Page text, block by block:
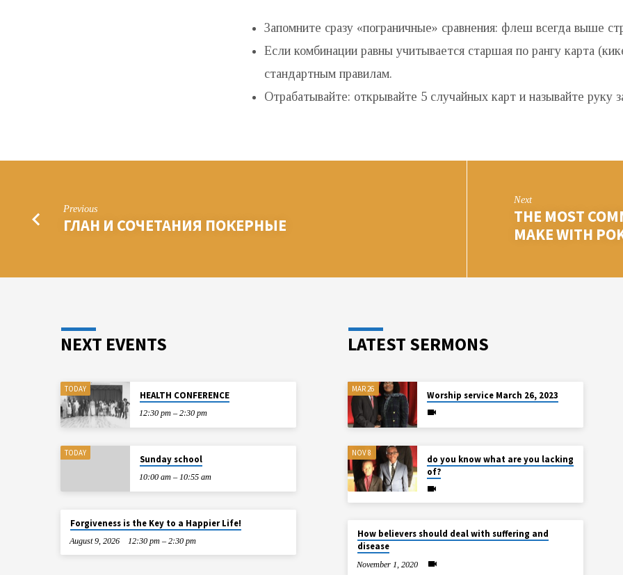
Запомните сразу «пограничные» сравнения: флеш всегда выше
Если комбинации равны учитывается старшая по рангу карта
стандартным правилам.
Отрабатывайте: открывайте 5 случайных карт и называйте руку
Previous
ГЛАН И СОЧЕТАНИЯ ПОКЕРНЫЕ
Next
THE MOST
MAKE WITH
NEXT EVENTS
TODAY
HEALTH CONFERENCE
12:30 pm – 2:30 pm
TODAY
Sunday school
10:00 am – 10:55 am
Forgiveness is the Key to a Happier Life!
August 9, 2026 12:30 pm – 2:30 pm
LATEST SERMONS
MAR 26
Worship service March 26, 2023
NOV 8
do you know what are you lacking
of?
How believers should deal with suffering and
disease
November 1, 2020